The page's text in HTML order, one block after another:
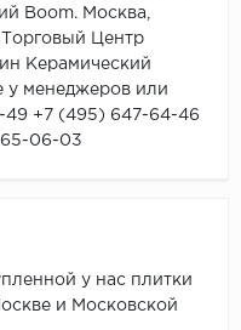
Boom. Москва,
Центр
Керамический
у менеджеров или
+7 (495) 647-64-46
06-03
у нас плитки
и Московской